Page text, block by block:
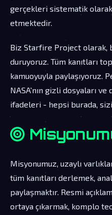
gerçekleri sistematik
etmektedir.
Biz Starfire Project olarak,
duruyoruz. Tüm kanıtları
kamuoyuyla paylaşıyoruz.
NASA'nın gizli dosyaları ve
ifadeleri - hepsi burada,
Misyonumuz, uzaylı
tüm kanıtları derlemek,
paylaşmaktır. Resmi
ortaya çıkarmak, komplo